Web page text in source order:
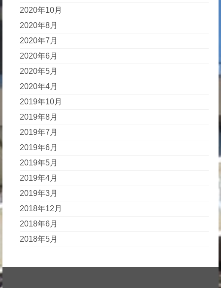
2020年10月
2020年8月
2020年7月
2020年6月
2020年5月
2020年4月
2019年10月
2019年8月
2019年7月
2019年6月
2019年5月
2019年4月
2019年3月
2018年12月
2018年6月
2018年5月